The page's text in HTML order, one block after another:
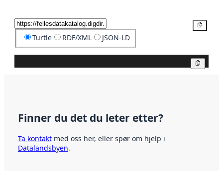
Turtle RDF/XML JSON-LD
Finner du det du leter etter?
Ta kontakt med oss her, eller spør om hjelp i
Datalandsbyen.